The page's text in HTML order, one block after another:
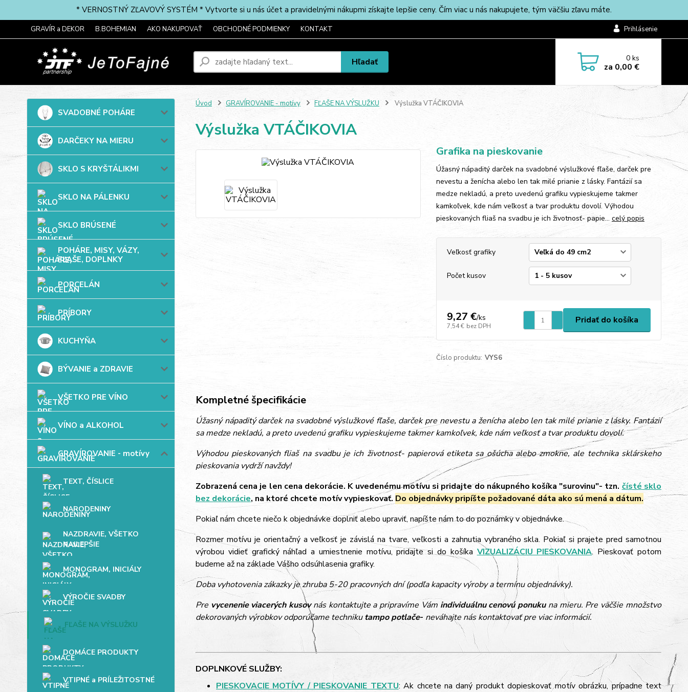
* VERNOSTNÝ ZĽAVOVÝ SYSTÉM * Vytvorte si u nás účet a pravidelnými nákupmi získajte lepšie ceny. Čím viac u nás nakupujete, tým väčšiu zľavu máte.
GRAVÍR a DEKOR B.BOHEMIAN AKO NAKUPOVAŤ OBCHODNÉ PODMIENKY KONTAKT Prihlásenie
Hľadať 0ks
za 0,00 €
SVADOBNÉ POHÁRE
DARČEKY NA MIERU
SKLO S KRYŠTÁLIKMI
SKLO NA PÁLENKU
SKLO BRÚSENÉ
POHÁRE, MISY, VÁZY,
FĽAŠE, DOPLNKY
PORCELÁN
PRÍBORY
KUCHYŇA
BÝVANIE a ZDRAVIE
VŠETKO PRE VÍNO
VÍNO a ALKOHOL
GRAVÍROVANIE - motívy
TEXT, ČÍSLICE
NARODENINY
NAZDRAVIE, VŠETKO
NAJLEPŠIE
MONOGRAM, INICIÁLY
VÝROČIE SVADBY
FĽAŠE NA VÝSLUŽKU
DOMÁCE PRODUKTY
VTIPNÉ a PRÍLEŽITOSTNÉ
Úvod GRAVÍROVANIE - motívy FĽAŠE NA VÝSLUŽKU Výslužka VTÁČIKOVIA
Výslužka VTÁČIKOVIA
Grafika na pieskovanie
Úžasný nápaditý darček na svadobné výslužkové fľaše, darček pre
nevestu a ženícha alebo len tak milé prianie z lásky. Fantázií sa
medze nekladú, a preto uvedenú grafiku vypieskujeme takmer
kamkoľvek, kde nám veľkosť a tvar produktu dovolí. Výhodou
pieskovaných fliaš na svadbu je ich životnosť- papie... celý popis
Veľkosť grafiky
Počet kusov
9,27 €/ks
7,54 € bez DPH
Pridať do košíka
Číslo produktu: VYS6
Kompletné špecifikácie
Úžasný nápaditý darček na svadobné výslužkové fľaše, darček pre nevestu a ženícha alebo len tak milé prianie z lásky. Fantázií
sa medze nekladú, a preto uvedenú grafiku vypieskujeme takmer kamkoľvek, kde nám veľkosť a tvar produktu dovolí.
Výhodou pieskovaných fliaš na svadbu je ich životnosť- papierová etiketa sa ošúcha alebo zmokne, ale technika sklárskeho
pieskovania vydrží navždy!
Zobrazená cena je len cena dekorácie. K uvedenému motívu si pridajte do nákupného košíka "surovinu"- tzn. čísté sklo
bez dekorácie, na ktoré chcete motív vypieskovať. Do objednávky pripíšte požadované dáta ako sú mená a dátum.
Pokiaľ nám chcete niečo k objednávke doplniť alebo upraviť, napíšte nám to do poznámky v objednávke.
Rozmer motívu je orientačný a veľkosť je závislá na tvare, veľkosti a zahnutia vybraného skla. Pokiaľ si prajete pred samotnou
výrobou vidieť grafický náhľad a umiestnenie motívu, pridajte si do košíka VIZUALIZÁCIU PIESKOVANIA. Pieskovať potom
budeme až na základe Vášho odsúhlasenia grafiky.
Doba vyhotovenia zákazky je zhruba 5-20 pracovných dní (podľa kapacity výroby a termínu objednávky).
Pre vycenenie viacerých kusovnás kontaktujte a pripravíme Vám individuálnu cenovú ponukuna mieru. Pre väčšie množstvo
dekorovaných výrobkov odporúčame technikutampo potlače- neváhajte nás kontaktovať pre viac informácií.
DOPLNKOVÉ SLUŽBY:
PIESKOVACIE MOTÍVY / PIESKOVANIE TEXTU: Ak chcete na daný produkt dopieskovať motív obrázku, prípadne text